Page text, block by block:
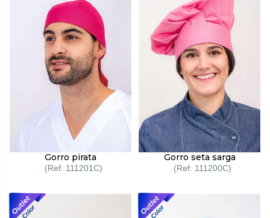
Gorro pirata
111201C
Gorro seta sarga
111200C